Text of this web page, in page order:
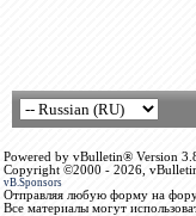
Powered by vBulletin® Version
Copyright ©2000 - 2026,
vB.Sponsors
Отправляя любую форму на
Все материалы могут